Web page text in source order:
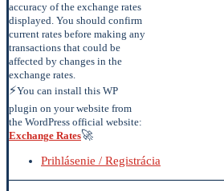
accuracy of the exchange rates
displayed. You should confirm
current rates before making any
transactions that could be
affected by changes in the
exchange rates.
⚡You can install this WP
plugin on your website from
the WordPress official website:
Exchange Rates🚀
Prihlásenie / Registrácia